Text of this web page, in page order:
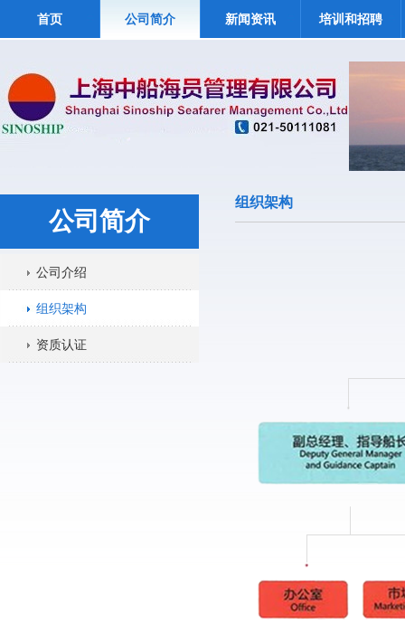
首页 公司简介 新闻资讯 培训和招聘
公司简介
公司介绍
组织架构
资质认证
组织架构